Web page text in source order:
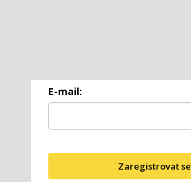
E-mail:
Zaregistrovat se